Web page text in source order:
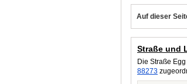
Auf dieser
Straße und
Die Straße
88273